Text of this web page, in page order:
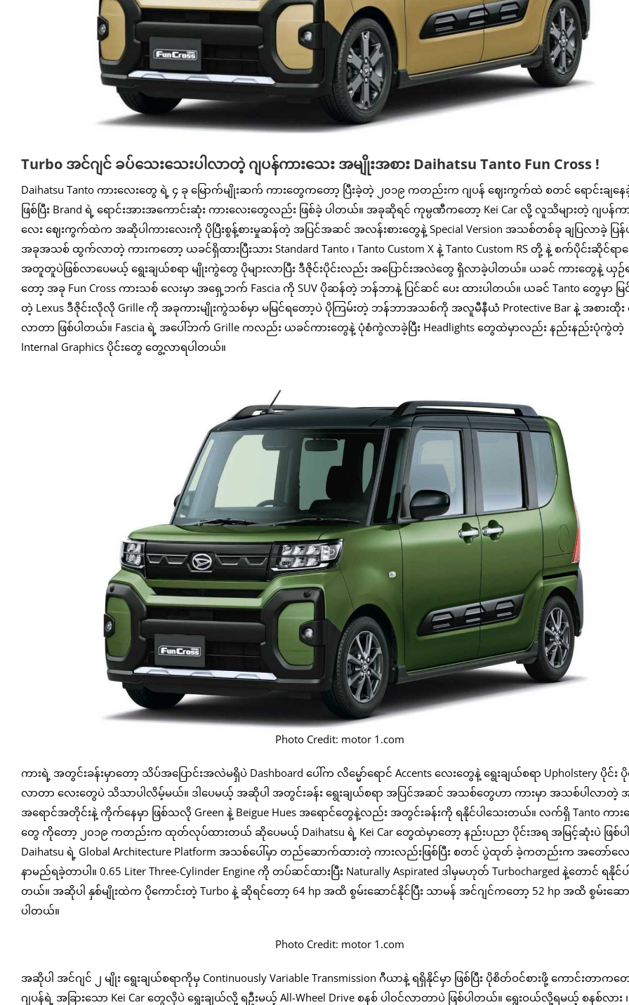
Turbo အင်ဂျင် ခပ်သေးသေးပါလာတဲ့ ဂျပန်ကားသေး အမျိုးအစား Daihatsu Tanto Fun Cross !
Daihatsu Tanto ကားလေးတွေ ရဲ့ ၄ ခု မြောက်မျိုးဆက် ကားတွေကတော့ ပြီးခဲ့တဲ့ ၂၀၁၉ ကတည်းက ဂျပန် ဈေးကွက်ထဲ စတင် ရောင်းချန
ဖြစ်ပြီး Brand ရဲ့ ရောင်းအားအကောင်းဆုံး ကားလေးတွေလည်း ဖြစ်ခဲ့ ပါတယ်။ အခုဆိုရင် ကုမ္ပဏီကတော့ Kei Car လို့ လူသိများတဲ့ ဂျပန်က
လေး ဈေးကွက်ထဲက အဆိုပါကားလေးကို ပိုပြီးစွန့်စားမှုဆန်တဲ့ အပြင်အဆင် အလန်းစားတွေနဲ့ Special Version အသစ်တစ်ခု ချပြလာခဲ့ ပြန်ပ
အခုအသစ် ထွက်လာတဲ့ ကားကတော့ ယခင်ရှိထားပြီးသား Standard Tanto ၊ Tanto Custom X နဲ့ Tanto Custom RS တို့ နဲ့ စက်ပိုင်းဆိုင်ရာ
အတူတူပဲဖြစ်လာပေမယ့် ရွေးချယ်စရာ မျိုးကွဲတွေ ပိုများလာပြီး ဒီဇိုင်းပိုင်းလည်း အပြောင်းအလဲတွေ ရှိလာခဲ့ပါတယ်။ ယခင် ကားတွေနဲ့ ယှဉ်
တော့ အခု Fun Cross ကားသစ် လေးမှာ အရှေ့ဘက် Fascia ကို SUV ပိုဆန်တဲ့ ဘန်ဘာနဲ့ ပြင်ဆင် ပေး ထားပါတယ်။ ယခင် Tanto တွေမှာ မြ
တဲ့ Lexus ဒီဇိုင်းလိုလို Grille ကို အခုကားမျိုးကွဲသစ်မှာ မမြင်ရတော့ပဲ ပိုကြမ်းတဲ့ ဘန်ဘာအသစ်ကို အလူမီနီယံ Protective Bar နဲ့ အစားထိုး
လာတာ ဖြစ်ပါတယ်။ Fascia ရဲ့ အပေါ်ဘက် Grille ကလည်း ယခင်ကားတွေနဲ့ ပုံစံကွဲလာခဲ့ပြီး Headlights တွေထဲမှာလည်း နည်းနည်းပုံကွဲတဲ့
Internal Graphics ပိုင်းတွေ တွေ့လာရပါတယ်။
Photo Credit: motor 1.com
ကားရဲ့ အတွင်းခန်းမှာတော့ သိပ်အပြောင်းအလဲမရှိပဲ Dashboard ပေါ်က လိမ္မော်ရောင် Accents လေးတွေနဲ့ ရွေးချယ်စရာ Upholstery ပိုင်း ပိုမ
လာတာ လေးတွေပဲ သိသာပါလိမ့်မယ်။ ဒါပေမယ့် အဆိုပါ အတွင်းခန်း ရွေးချယ်စရာ အပြင်အဆင် အသစ်တွေဟာ ကားမှာ အသစ်ပါလာတဲ့ အ
အရောင်အတိုင်းနဲ့ ကိုက်နေမှာ ဖြစ်သလို Green နဲ့ Beigue Hues အရောင်တွေနဲ့လည်း အတွင်းခန်းကို ရနိုင်ပါသေးတယ်။ လက်ရှိ Tanto ကား
တွေ ကိုတော့ ၂၀၁၉ ကတည်းက ထုတ်လုပ်ထားတယ် ဆိုပေမယ့် Daihatsu ရဲ့ Kei Car တွေထဲမှာတော့ နည်းပညာ ပိုင်းအရ အမြင့်ဆုံးပဲ ဖြစ်
Daihatsu ရဲ့ Global Architecture Platform အသစ်ပေါ်မှာ တည်ဆောက်ထားတဲ့ ကားလည်းဖြစ်ပြီး စတင် ပွဲထုတ် ခဲ့ကတည်းက အတော်လေ
နာမည်ရခဲ့တာပါ။ 0.65 Liter Three-Cylinder Engine ကို တပ်ဆင်ထားပြီး Naturally Aspirated ဒါမှမဟုတ် Turbocharged နဲ့တောင် ရနိုင်
တယ်။ အဆိုပါ နှစ်မျိုးထဲက ပိုကောင်းတဲ့ Turbo နဲ့ ဆိုရင်တော့ 64 hp အထိ စွမ်းဆောင်နိုင်ပြီး သာမန် အင်ဂျင်ကတော့ 52 hp အထိ စွမ်းဆေ
ပါတယ်။
Photo Credit: motor 1.com
အဆိုပါ အင်ဂျင် ၂ မျိုး ရွေးချယ်စရာကိုမှ Continuously Variable Transmission ဂီယာနဲ့ ရရှိနိုင်မှာ ဖြစ်ပြီး ပိုစိတ်ဝင်စားဖို့ ကောင်းတာကတ
ဂျပန်ရဲ့ အခြားသော Kei Car တွေလိုပဲ ရွေးချယ်လို့ ရဦးမယ့် All-Wheel Drive စနစ် ပါဝင်လာတာပဲ ဖြစ်ပါတယ်။ ရွေးဝယ်လို့ရမယ့် စနစ်လား ၊